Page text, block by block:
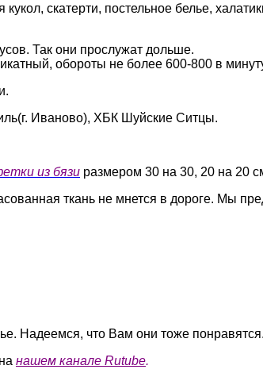
скатерти, постельное белье,
Так они прослужат дольше.
обороты не более 600-800 в
Иваново), ХБК Шуйские Ситцы.
из бязи размером 30 на 30, 20 на 20
ткань не мнется в дороге. Мы
Надеемся, что Вам они тоже понравятся.
нашем канале Rutube.